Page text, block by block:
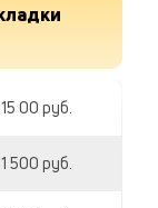
15 00 руб.
1 500 руб.